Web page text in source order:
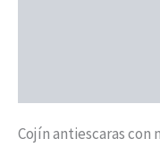
Cojín antiescaras con